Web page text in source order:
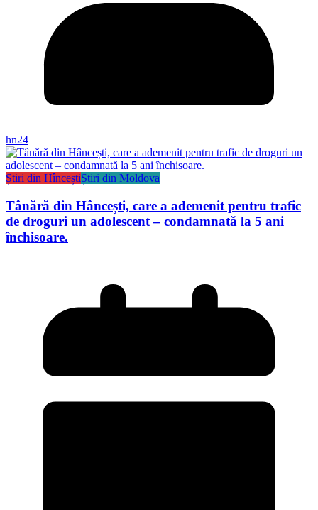
hn24
Știri din HînceștiȘtiri din Moldova
Tânără din Hâncești, care a ademenit pentru trafic
de droguri un adolescent – condamnată la 5 ani
închisoare.